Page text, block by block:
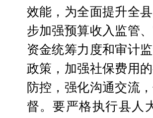
效能，为全面提升全
步加强预算收入监管
资金统筹力度和审计
政策，加强社保费用
防控，强化沟通交流
督。要严格执行县人